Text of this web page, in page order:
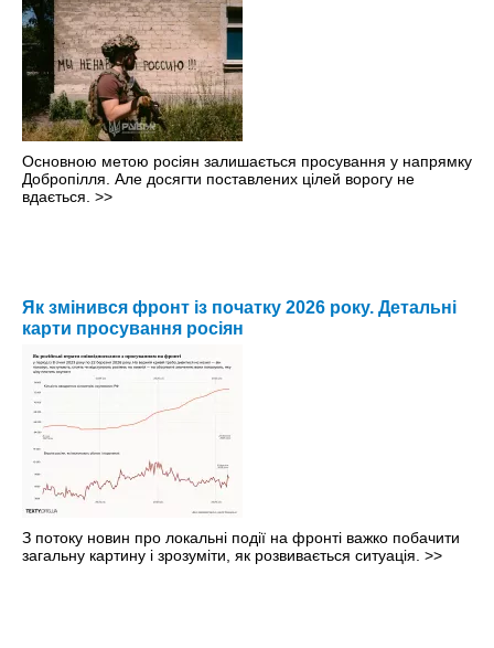
Основною метою росіян залишається просування у напрямку
Добропілля. Але досягти поставлених цілей ворогу не
вдається. >>
Як змінився фронт із початку 2026 року. Детальні
карти просування росіян
З потоку новин про локальні події на фронті важко побачити
загальну картину і зрозуміти, як розвивається ситуація. >>